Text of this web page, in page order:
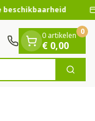
beschikbaarheid
Zoek
0 artikelen
€ 0,00
0